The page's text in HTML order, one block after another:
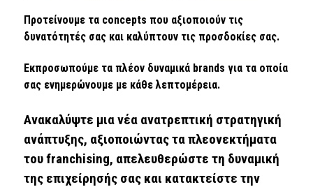
Προτείνουμε τα concepts που αξιοποιούν τις
δυνατότητές σας και καλύπτουν τις προσδοκίες σας.
Εκπροσωπούμε τα πλέον δυναμικά brands για τα οποία
σας ενημερώνουμε με κάθε λεπτομέρεια.
Ανακαλύψτε μια νέα ανατρεπτική στρατηγική
ανάπτυξης, αξιοποιώντας τα πλεονεκτήματα
του franchising, απελευθερώστε τη δυναμική
της επιχείρησής σας και κατακτείστε την